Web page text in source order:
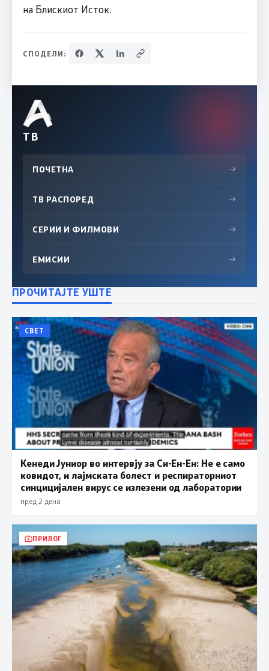
на Блискиот Исток.
СПОДЕЛИ:
ТВ
ПОЧЕТНА →
ТВ РАСПОРЕД →
СЕРИИ И ФИЛМОВИ →
ЕМИСИИ →
ПРОЧИТАЈТЕ УШТЕ
СВЕТ
Кенеди Јуниор во интервју за Си-Ен-Ен: Не е само
ковидот, и лајмската болест и респираторниот
синцицијален вирус се излезени од лаборатории
пред 2 дена
ПРИЛОГ